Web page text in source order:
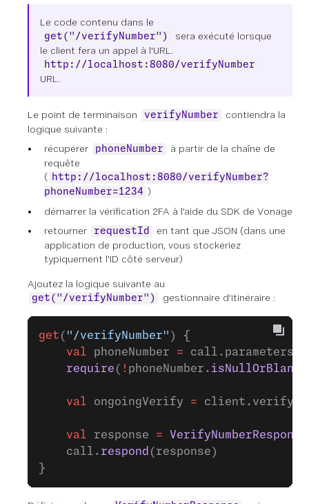
Le code contenu dans le
get("/verifyNumber")
sera exécuté lorsque
le client fera un appel à l'URL.
http://localhost:8080/verifyNumber
URL.
Le point de terminaison verifyNumber
contiendra la
logique suivante :
récupérer
phoneNumber
à partir de la chaîne de
requête
( http://localhost:8080/verifyNumber?
phoneNumber=1234 )
démarrer la vérification 2FA à l'aide du SDK de Vonage
retourner
requestId
en tant que JSON (dans une
application de production, vous stockeriez
typiquement l'ID côté serveur)
Ajoutez la logique suivante au
get("/verifyNumber") gestionnaire d'itinéraire :
get ( "/verifyNumber" ) {
    val
phoneNumber = call.parameters[
    require
( ! phoneNumber. isNullOrBlank
    val
ongoingVerify =
    val
response = VerifyNumberResponse
    call.
respond (response)
}